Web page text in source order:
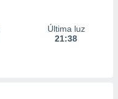
Última luz
21:38